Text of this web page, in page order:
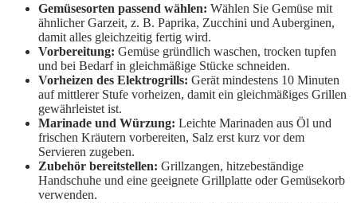
Gemüsesorten passend wählen: Wählen Sie Gemüse mit
ähnlicher Garzeit, z. B. Paprika, Zucchini und Auberginen,
damit alles gleichzeitig fertig wird.
Vorbereitung: Gemüse gründlich waschen, trocken tupfen
und bei Bedarf in gleichmäßige Stücke schneiden.
Vorheizen des Elektrogrills: Gerät mindestens 10 Minuten
auf mittlerer Stufe vorheizen, damit ein gleichmäßiges Grillen
gewährleistet ist.
Marinade und Würzung: Leichte Marinaden aus Öl und
frischen Kräutern vorbereiten, Salz erst kurz vor dem
Servieren zugeben.
Zubehör bereitstellen: Grillzangen, hitzebeständige
Handschuhe und eine geeignete Grillplatte oder Gemüsekorb
verwenden.